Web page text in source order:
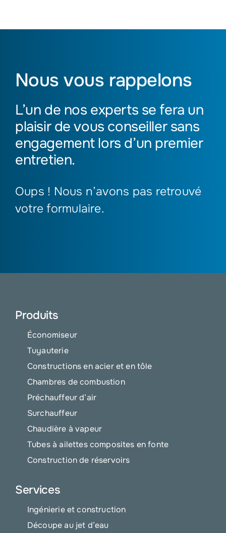
Nous vous rappelons
L’un de nos experts se fera un
plaisir de vous conseiller sans
engagement lors d’un premier
entretien.
Oups ! Nous n’avons pas retrouvé
votre formulaire.
Produits
Économiseur
Tuyauterie
Constructions en acier et en tôle
Chambres de combustion
Préchauffeur d’air
Surchauffeur
Chaudière à vapeur
Tubes à ailettes composites en fonte
Construction de réservoirs
Services
Ingénierie et construction
Découpe au jet d’eau